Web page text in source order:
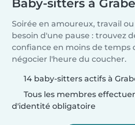
Baby-sitters à
Soirée en amoureux, travail
besoin d'une pause : trouvez
confiance en moins de temps
négocier l'heure du coucher.
14 baby-sitters actifs à
Tous les membres
d'identité obligatoire